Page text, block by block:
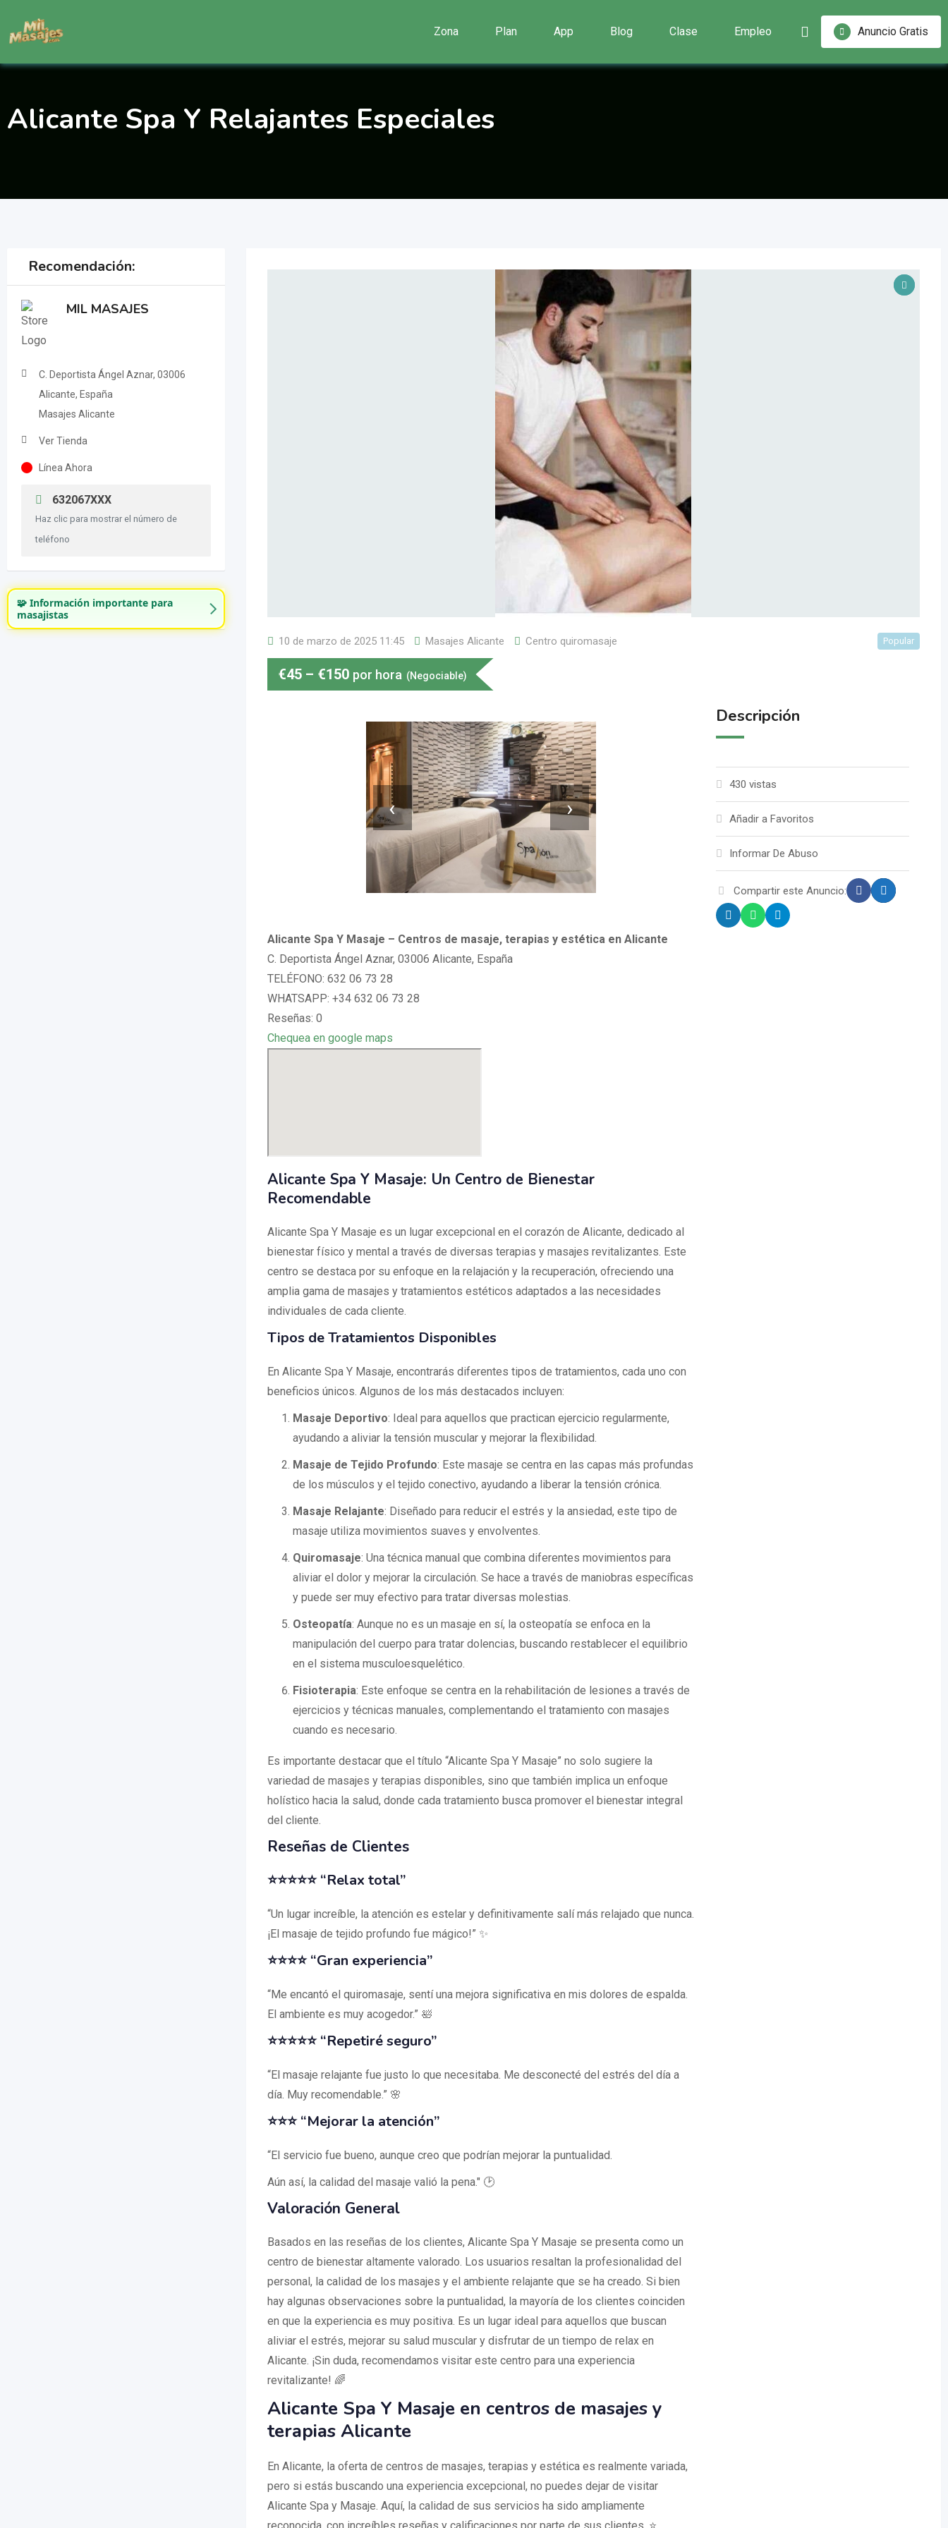
contenido
Anuncio Gratis
Zona Plan App Blog Clase Empleo
Alicante Spa Y Relajantes Especiales
Recomendación:
MIL MASAJES
C. Deportista Ángel Aznar, 03006
Alicante, España
Masajes Alicante
Ver Tienda
Línea Ahora
632067XXX
Haz clic para mostrar el número de
teléfono
🧩 Información importante para
masajistas
10 de marzo de 2025 11:45 Masajes Alicante Centro quiromasaje Popular
€45 – €150 por hora (Negociable)
‹ ›
Alicante Spa Y Masaje – Centros de masaje, terapias y estética en Alicante
C. Deportista Ángel Aznar, 03006 Alicante, España
TELÉFONO: 632 06 73 28
WHATSAPP: +34 632 06 73 28
Reseñas: 0
Chequea en google maps
Alicante Spa Y Masaje: Un Centro de Bienestar
Recomendable
Alicante Spa Y Masaje es un lugar excepcional en el corazón de Alicante, dedicado al
bienestar físico y mental a través de diversas terapias y masajes revitalizantes. Este
centro se destaca por su enfoque en la relajación y la recuperación, ofreciendo una
amplia gama de masajes y tratamientos estéticos adaptados a las necesidades
individuales de cada cliente.
Tipos de Tratamientos Disponibles
En Alicante Spa Y Masaje, encontrarás diferentes tipos de tratamientos, cada uno con
beneficios únicos. Algunos de los más destacados incluyen:
Masaje Deportivo: Ideal para aquellos que practican ejercicio regularmente,
ayudando a aliviar la tensión muscular y mejorar la flexibilidad.
Masaje de Tejido Profundo: Este masaje se centra en las capas más profundas
de los músculos y el tejido conectivo, ayudando a liberar la tensión crónica.
Masaje Relajante: Diseñado para reducir el estrés y la ansiedad, este tipo de
masaje utiliza movimientos suaves y envolventes.
Quiromasaje: Una técnica manual que combina diferentes movimientos para
aliviar el dolor y mejorar la circulación. Se hace a través de maniobras específicas
y puede ser muy efectivo para tratar diversas molestias.
Osteopatía: Aunque no es un masaje en sí, la osteopatía se enfoca en la
manipulación del cuerpo para tratar dolencias, buscando restablecer el equilibrio
en el sistema musculoesquelético.
Fisioterapia: Este enfoque se centra en la rehabilitación de lesiones a través de
ejercicios y técnicas manuales, complementando el tratamiento con masajes
cuando es necesario.
Es importante destacar que el título “Alicante Spa Y Masaje” no solo sugiere la
variedad de masajes y terapias disponibles, sino que también implica un enfoque
holístico hacia la salud, donde cada tratamiento busca promover el bienestar integral
del cliente.
Reseñas de Clientes
⭐⭐⭐⭐⭐ “Relax total”
“Un lugar increíble, la atención es estelar y definitivamente salí más relajado que nunca.
¡El masaje de tejido profundo fue mágico!” ✨
⭐⭐⭐⭐ “Gran experiencia”
“Me encantó el quiromasaje, sentí una mejora significativa en mis dolores de espalda.
El ambiente es muy acogedor.” 🛀
⭐⭐⭐⭐⭐ “Repetiré seguro”
“El masaje relajante fue justo lo que necesitaba. Me desconecté del estrés del día a
día. Muy recomendable.” 🌸
⭐⭐⭐ “Mejorar la atención”
“El servicio fue bueno, aunque creo que podrían mejorar la puntualidad.
Aún así, la calidad del masaje valió la pena." 🕑
Valoración General
Basados en las reseñas de los clientes, Alicante Spa Y Masaje se presenta como un
centro de bienestar altamente valorado. Los usuarios resaltan la profesionalidad del
personal, la calidad de los masajes y el ambiente relajante que se ha creado. Si bien
hay algunas observaciones sobre la puntualidad, la mayoría de los clientes coinciden
en que la experiencia es muy positiva. Es un lugar ideal para aquellos que buscan
aliviar el estrés, mejorar su salud muscular y disfrutar de un tiempo de relax en
Alicante. ¡Sin duda, recomendamos visitar este centro para una experiencia
revitalizante! 🌈
Alicante Spa Y Masaje en centros de masajes y
terapias Alicante
En Alicante, la oferta de centros de masajes, terapias y estética es realmente variada,
pero si estás buscando una experiencia excepcional, no puedes dejar de visitar
Alicante Spa y Masaje. Aquí, la calidad de sus servicios ha sido ampliamente
Descripción
430 vistas
Añadir a Favoritos
Informar De Abuso
Compartir este Anuncio: